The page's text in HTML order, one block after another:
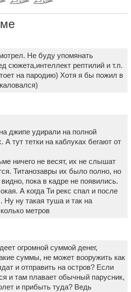
Не буду упомянать
сюжета,интеллект рептилий и т.п.
на пародию) Хотя я бы пожил в
джипе удирали на полной
А тут тетки на каблуках бегают от
ничего не весят, их не слышат
Титанозавры их было полно, но
пока в кадре не появились.
А когда Ти рекс спал и после
Ну ну такая туша и так на
метров
огромной суммой денег,
суммы, не может вооружить как
и отправить на остров? Если
и там плавает обычный парусник,
и прибыть туда? Ведь